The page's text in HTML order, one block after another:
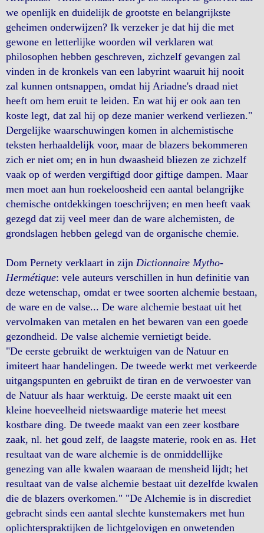
we openlijk en duidelijk de grootste en belangrijkste
geheimen onderwijzen? Ik verzeker je dat hij die met
gewone en letterlijke woorden wil verklaren wat
philosophen hebben geschreven, zichzelf gevangen zal
vinden in de kronkels van een labyrint waaruit hij nooit
zal kunnen ontsnappen, omdat hij Ariadne's draad niet
heeft om hem eruit te leiden. En wat hij er ook aan ten
koste legt, dat zal hij op deze manier werkend verliezen."
Dergelijke waarschuwingen komen in alchemistische
teksten herhaaldelijk voor, maar de blazers bekommeren
zich er niet om; en in hun dwaasheid bliezen ze zichzelf
vaak op of werden vergiftigd door giftige dampen. Maar
men moet aan hun roekeloosheid een aantal belangrijke
chemische ontdekkingen toeschrijven; en men heeft vaak
gezegd dat zij veel meer dan de ware alchemisten, de
grondslagen hebben gelegd van de organische chemie.
Dom Pernety verklaart in zijn Dictionnaire Mytho-
Hermétique: vele auteurs verschillen in hun definitie van
deze wetenschap, omdat er twee soorten alchemie bestaan,
de ware en de valse... De ware alchemie bestaat uit het
vervolmaken van metalen en het bewaren van een goede
gezondheid. De valse alchemie vernietigt beide.
"De eerste gebruikt de werktuigen van de Natuur en
imiteert haar handelingen. De tweede werkt met verkeerde
uitgangspunten en gebruikt de tiran en de verwoester van
de Natuur als haar werktuig. De eerste maakt uit een
kleine hoeveelheid nietswaardige materie het meest
kostbare ding. De tweede maakt van een zeer kostbare
zaak, nl. het goud zelf, de laagste materie, rook en as. Het
resultaat van de ware alchemie is de onmiddellijke
genezing van alle kwalen waaraan de mensheid lijdt; het
resultaat van de valse alchemie bestaat uit dezelfde kwalen
die de blazers overkomen." "De Alchemie is in discrediet
gebracht sinds een aantal slechte kunstemakers met hun
oplichterspraktijken de lichtgelovigen en onwetenden